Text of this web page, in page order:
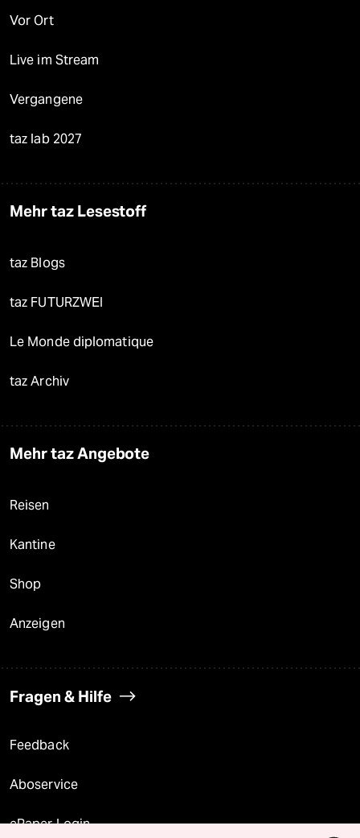
Vor Ort
Live im Stream
Vergangene
taz lab 2027
Mehr taz Lesestoff
taz Blogs
taz FUTURZWEI
Le Monde diplomatique
taz Archiv
Mehr taz Angebote
Reisen
Kantine
Shop
Anzeigen
Fragen & Hilfe
Feedback
Aboservice
ePaper Login